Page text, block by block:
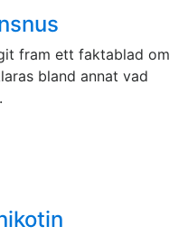
fram ett faktablad om
bland annat vad